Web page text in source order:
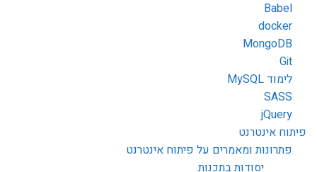
אינטרנט
ומאמרים על פיתוח אינטרנט
יסודות בתכנות